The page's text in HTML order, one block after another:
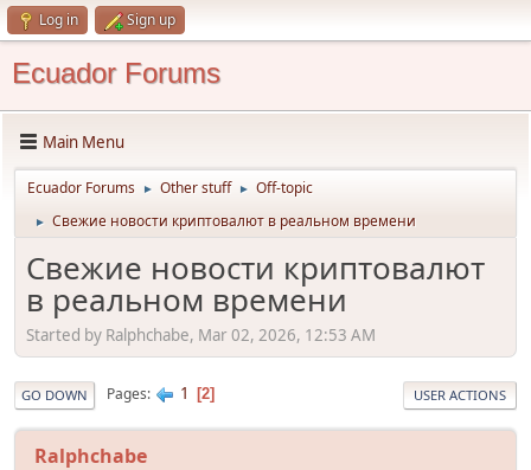
Log in Sign up
Ecuador Forums
Main Menu
Ecuador Forums ► Other stuff ► Off-topic
► Свежие новости криптовалют в реальном времени
Свежие новости криптовалют
в реальном времени
Started by Ralphchabe, Mar 02, 2026, 12:53 AM
GO DOWN Pages 1 2 USER ACTIONS
Ralphchabe